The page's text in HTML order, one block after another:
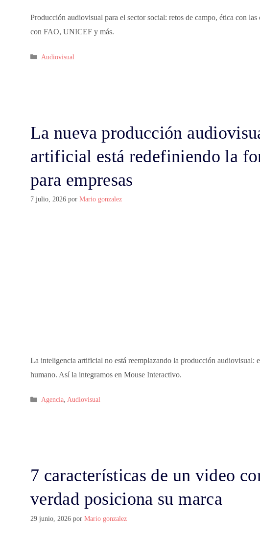
Producción audiovisual para el sector social: retos de campo, ética con
con FAO, UNICEF y más.
Audiovisual
La nueva producción
artificial está redefiniendo la
para empresas
7 julio, 2026 por Mario gonzalez
La inteligencia artificial no está reemplazando la producción audiovisual:
humano. Así la integramos en Mouse Interactivo.
Agencia, Audiovisual
7 características de un video
verdad posiciona su marca
29 junio, 2026 por Mario gonzalez